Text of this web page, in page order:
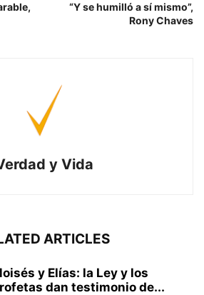
“Y se humilló a sí mismo”,
Rony Chaves
y Vida
ARTICLES
y Elías: la Ley y los
dan testimonio de...